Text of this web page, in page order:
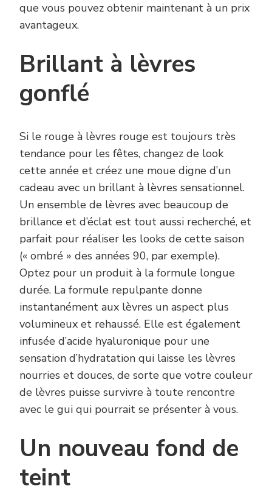
que vous pouvez obtenir maintenant à un prix
avantageux.
Brillant à lèvres
gonflé
Si le rouge à lèvres rouge est toujours très
tendance pour les fêtes, changez de look
cette année et créez une moue digne d’un
cadeau avec un brillant à lèvres sensationnel.
Un ensemble de lèvres avec beaucoup de
brillance et d’éclat est tout aussi recherché, et
parfait pour réaliser les looks de cette saison
(« ombré » des années 90, par exemple).
Optez pour un produit à la formule longue
durée. La formule repulpante donne
instantanément aux lèvres un aspect plus
volumineux et rehaussé. Elle est également
infusée d’acide hyaluronique pour une
sensation d’hydratation qui laisse les lèvres
nourries et douces, de sorte que votre couleur
de lèvres puisse survivre à toute rencontre
avec le gui qui pourrait se présenter à vous.
Un nouveau fond de
teint